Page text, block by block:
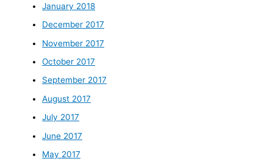
January 2018
December 2017
November 2017
October 2017
September 2017
August 2017
July 2017
June 2017
May 2017